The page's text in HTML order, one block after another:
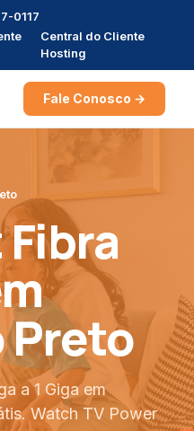
0117
Central do Cliente
Hosting
Fale Conosco →
Preto
a 1 Giga em
Watch TV Power